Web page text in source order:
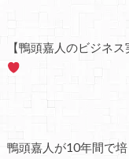
【鴨頭嘉人のビジネ
鴨頭嘉人が10年間で